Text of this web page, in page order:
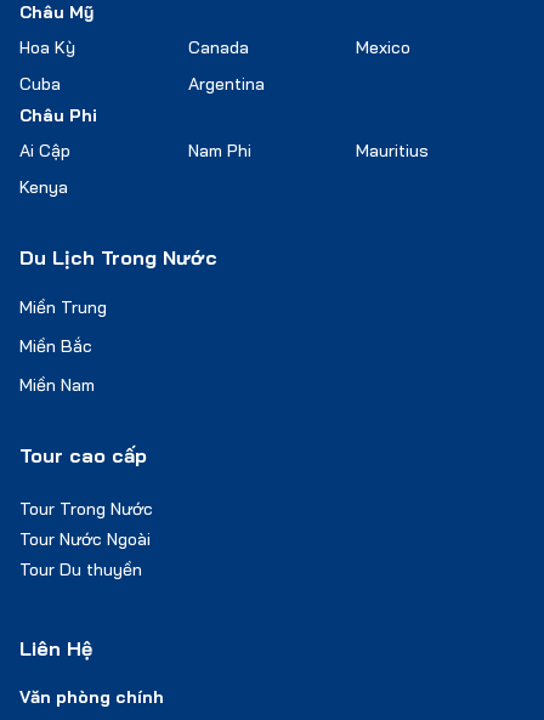
Châu Mỹ
Hoa Kỳ
Canada
Mexico
Cuba
Argentina
Châu Phi
Ai Cập
Nam Phi
Mauritius
Kenya
Du Lịch Trong Nước
Miền Trung
Miền Bắc
Miền Nam
Tour cao cấp
Tour Trong Nước
Tour Nước Ngoài
Tour Du thuyền
Liên Hệ
Văn phòng chính